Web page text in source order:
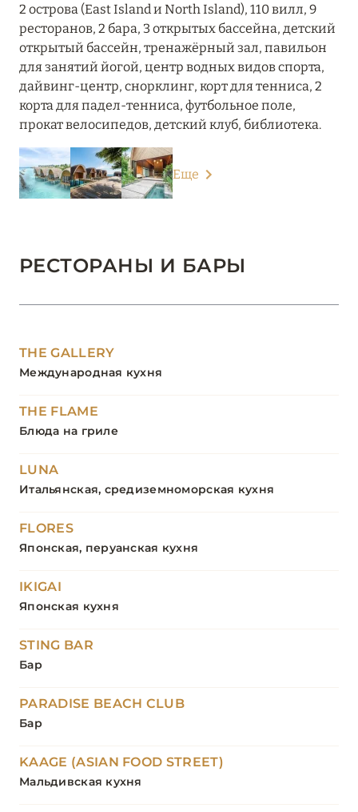
2 острова (East Island и North Island), 110 вилл, 9
ресторанов, 2 бара, 3 открытых бассейна, детский
открытый бассейн, тренажёрный зал, павильон
для занятий йогой, центр водных видов спорта,
дайвинг-центр, снорклинг, корт для тенниса, 2
корта для падел-тенниса, футбольное поле,
прокат велосипедов, детский клуб, библиотека.
Еще
РЕСТОРАНЫ И БАРЫ
THE GALLERY
Международная кухня
THE FLAME
Блюда на гриле
LUNA
Итальянская, средиземноморская кухня
FLORES
Японская, перуанская кухня
IKIGAI
Японская кухня
STING BAR
Бар
PARADISE BEACH CLUB
Бар
KAAGE (ASIAN FOOD STREET)
Мальдивская кухня